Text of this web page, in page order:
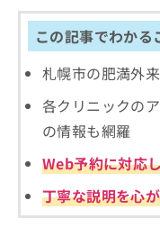
この記事でわかる
札幌市の肥満外
各クリニックの
の情報も網羅
Web予約に対応
丁寧な説明を心
ビサ
イト
への
お問
合せ
フォ
ーム
とな
りま
クリ
ニッ
クの
約・
ご
求
は
ち
無
報
問
合
わ
は
ら
資
料
お